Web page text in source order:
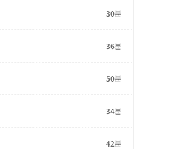
30분
36분
50분
34분
42분